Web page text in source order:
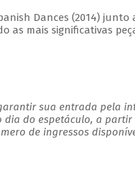
Dances (2014)
as mais significativas
sua entrada pela
dia do espetáculo, a
de ingressos